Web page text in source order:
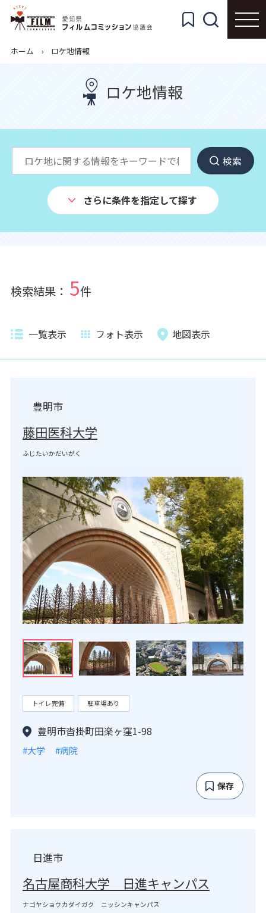
ホーム ロケ地情報
ロケ地情報
検索
さらに条件を指定して探す
検索結果： 5件
一覧表示 フォト表示 地図表示
豊明市
藤田医科大学
ふじたいかだいがく
トイレ完備 駐車場あり
豊明市沓掛町田楽ヶ窪1-98
#大学 #病院
保存
日進市
名古屋商科大学 日進キャンパス
ナゴヤショウカダイガク ニッシンキャンパス